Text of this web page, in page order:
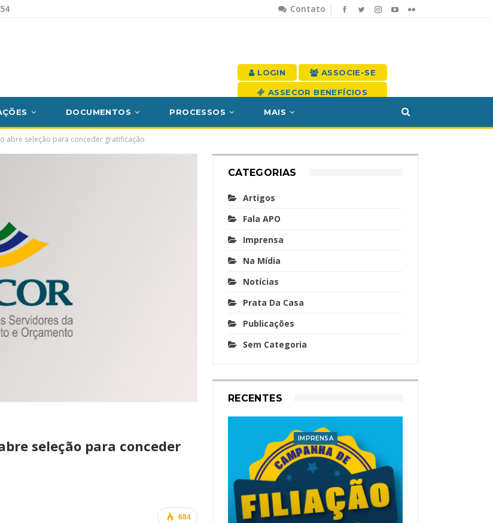
Contato
LOGIN ASSOCIE-SE
ASSECOR BENEFÍCIOS
DOCUMENTOS PROCESSOS MAIS
abre seleção para conceder gratificação
seleção para conceder
684
CATEGORIAS
Artigos
Fala APO
Imprensa
Na Mídia
Notícias
Prata Da Casa
Publicações
Sem Categoria
RECENTES
IMPRENSA